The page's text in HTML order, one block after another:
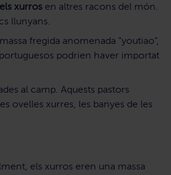
xurrosen altres racons del món.
llunyans.
fregida anomenada "youtiao",
podrien haver importat
al camp. Aquests pastors
ovelles xurres, les banyes de les
els xurros eren una massa